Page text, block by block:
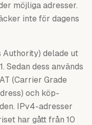
möjliga adresser.
inte för dagens
Authority) delade ut
Sedan dess används
(Carrier Grade
och köp-
IPv4-adresser
har gått från 10